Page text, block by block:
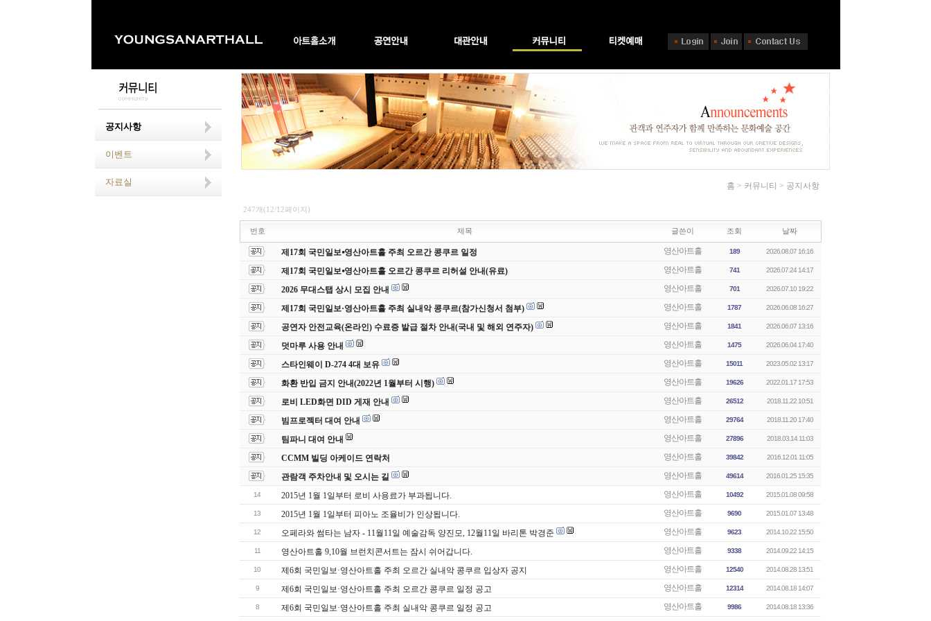
공지사항
이벤트
자료실 홈 > 커뮤니티 > 공지사항
247개(12/12페이지)
번호 제목 글쓴이 조회 날짜
제17회 국민일보⦁영산아트홀 주최 오르간 콩쿠르 일정 영산아트홀 189 2026.08.07 16:16
제17회 국민일보⦁영산아트홀 오르간 콩쿠르 리허설 안내(유료) 영산아트홀 741 2026.07.24 14:17
2026 무대스탭 상시 모집 안내 영산아트홀 701 2026.07.10 19:22
제17회 국민일보·영산아트홀 주최 실내악 콩쿠르(참가신청서 첨부) 영산아트홀 1787 2026.06.08 16:27
공연자 안전교육(온라인) 수료증 발급 절차 안내(국내 및 해외 연주자) 영산아트홀 1841 2026.06.07 13:16
덧마루 사용 안내 영산아트홀 1475 2026.06.04 17:40
스타인웨이 D-274 4대 보유 영산아트홀 15011 2023.05.02 13:17
화환 반입 금지 안내(2022년 1월부터 시행) 영산아트홀 19626 2022.01.17 17:53
로비 LED화면 DID 게재 안내 영산아트홀 26512 2018.11.22 10:51
빔프로젝터 대여 안내 영산아트홀 29764 2018.11.20 17:40
팀파니 대여 안내 영산아트홀 27896 2018.03.14 11:03
CCMM 빌딩 아케이드 연락처 영산아트홀 39842 2016.12.01 11:05
관람객 주차안내 및 오시는 길 영산아트홀 49614 2016.01.25 15:35
14 2015년 1월 1일부터 로비 사용료가 부과됩니다. 영산아트홀 10492 2015.01.08 09:58
13 2015년 1월 1일부터 피아노 조율비가 인상됩니다. 영산아트홀 9690 2015.01.07 13:48
12 오페라와 썸타는 남자 - 11월11일 예술감독 양진모, 12월11일 바리톤 박경준 영산아트홀 9623 2014.10.22 15:50
11 영산아트홀 9,10월 브런치콘서트는 잠시 쉬어갑니다. 영산아트홀 9338 2014.09.22 14:15
10 제6회 국민일보·영산아트홀 주최 오르간 실내악 콩쿠르 입상자 공지 영산아트홀 12540 2014.08.28 13:51
9 제6회 국민일보·영산아트홀 주최 오르간 콩쿠르 일정 공고 영산아트홀 12314 2014.08.18 14:07
8 제6회 국민일보·영산아트홀 주최 실내악 콩쿠르 일정 공고 영산아트홀 9986 2014.08.18 13:36